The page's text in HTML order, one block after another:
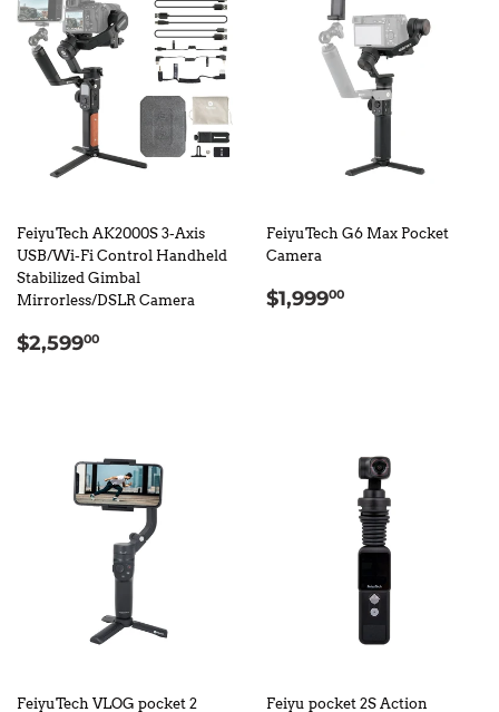
FeiyuTech AK2000S 3-Axis
USB/Wi-Fi Control Handheld
Stabilized Gimbal
Mirrorless/DSLR Camera
定
$2,59900
FeiyuTech G6 Max Pocket
Camera
定
$1,99900
FeiyuTech VLOG pocket 2
Feiyu pocket 2S Action